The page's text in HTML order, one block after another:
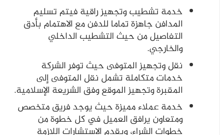
خدمة تشطيب وتجهيز راقية فيتم تسليم
المدافن جاهزة تماما للدفن مع الاهتمام بأدق
التفاصيل من حيث التشطيب الداخلي
والخارجي.
نقل وتجهيز المتوفى حيث توفر الشركة
خدمات متكاملة تشمل نقل المتوفى إلى
المقبرة وتجهيز الموقع وفق الشريعة الإسلامية.
خدمة عملاء مميزة حيث يوجد فريق متخصص
ومتعاون يرافق العميل في كل خطوة من